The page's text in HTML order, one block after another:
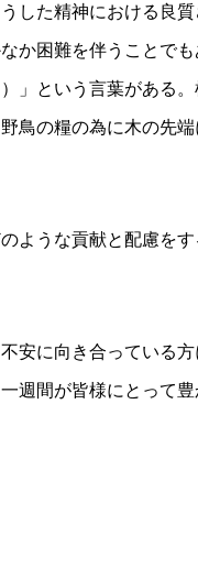
した精神における良
か困難を伴うことで
」という言葉がある。
鳥の糧の為に木の先
ような貢献と配慮をす
安に向き合っている方
週間が皆様にとって